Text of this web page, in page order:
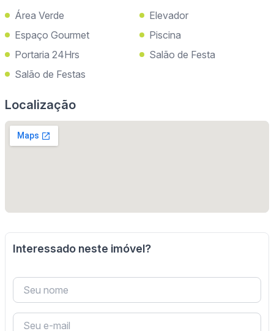
Área Verde
Elevador
Espaço Gourmet
Piscina
Portaria 24Hrs
Salão de Festa
Salão de Festas
Localização
Interessado neste imóvel?